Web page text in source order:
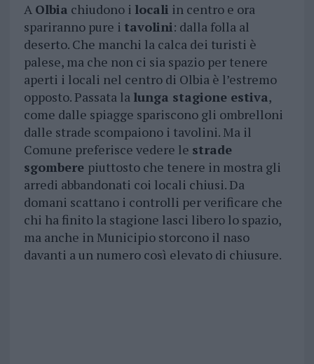
A Olbia chiudono i locali in centro e ora
spariranno pure i tavolini: dalla folla al
deserto. Che manchi la calca dei turisti è
palese, ma che non ci sia spazio per tenere
aperti i locali nel centro di Olbia è l’estremo
opposto. Passata la lunga stagione estiva,
come dalle spiagge spariscono gli ombrelloni
dalle strade scompaiono i tavolini. Ma il
Comune preferisce vedere le strade
sgombere piuttosto che tenere in mostra gli
arredi abbandonati coi locali chiusi. Da
domani scattano i controlli per verificare che
chi ha finito la stagione lasci libero lo spazio,
ma anche in Municipio storcono il naso
davanti a un numero così elevato di chiusure.